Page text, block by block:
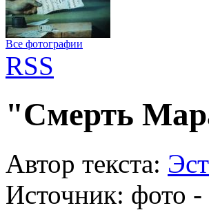
Все фотографии
RSS
"Смерть
Автор текста:
Источник: фото